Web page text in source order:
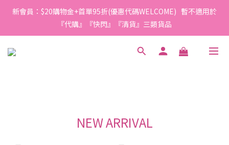
00
:
1
0
2
1
0
:
5
4
3
1
0
:
03
2
1
0
今轉截單
2
1
0
0
新會員：$20購物金+首單95折(優惠代碼WELCOME)   暫不適用於
『代購』『快閃』『清貨』三類貨品
3
1
3
1
4
3
2
5
4
3
8
7
6
4
3
2
3
2
1
6
5
4
3
秒 今轉截單
NEW ARRIVAL